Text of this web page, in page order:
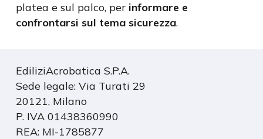
platea e sul palco, per informare e
confrontarsi sul tema sicurezza.
EdiliziAcrobatica S.P.A.
Sede legale: Via Turati 29
20121, Milano
P. IVA 01438360990
REA: MI-1785877